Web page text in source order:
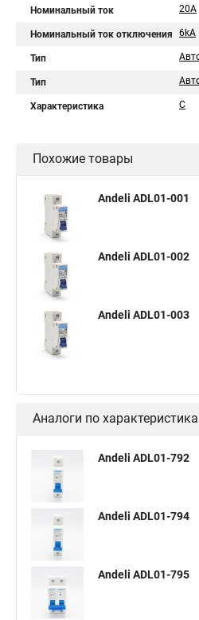
Номинальный ток 20A
Номинальный ток отключения 6kA
Тип
Тип
Характеристика C
Похожие товары
Andeli ADL01-001
Andeli ADL01-002
Andeli ADL01-003
Аналоги по
Andeli ADL01-792
Andeli ADL01-794
Andeli ADL01-795